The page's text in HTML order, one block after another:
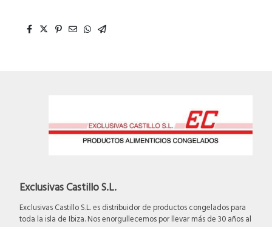
Exclusivas Castillo S.L.
Exclusivas Castillo S.L. es distribuidor de productos congelados para
toda la isla de Ibiza. Nos enorgullecemos por llevar más de 30 años al